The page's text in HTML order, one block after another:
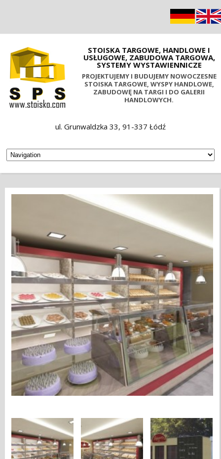
STOISKA TARGOWE, HANDLOWE I
USŁUGOWE, ZABUDOWA TARGOWA,
SYSTEMY WYSTAWIENNICZE
PROJEKTUJEMY I BUDUJEMY NOWOCZESNE
STOISKA TARGOWE, WYSPY HANDLOWE,
ZABUDOWĘ NA TARGI I DO GALERII
HANDLOWYCH.
ul. Grunwaldzka 33, 91-337 Łódź